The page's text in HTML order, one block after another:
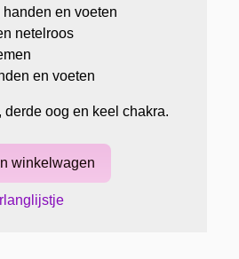
en voeten
netelroos
en voeten
derde oog en keel chakra.